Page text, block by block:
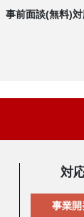
事前面談(無料)
対
事業